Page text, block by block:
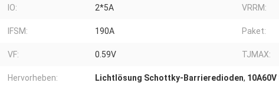
IO: 2*5A VRRM:
IFSM: 190A Paket:
VF: 0.59V TJMAX:
Hervorheben: Lichtlösung Schottky-Barrieredioden,